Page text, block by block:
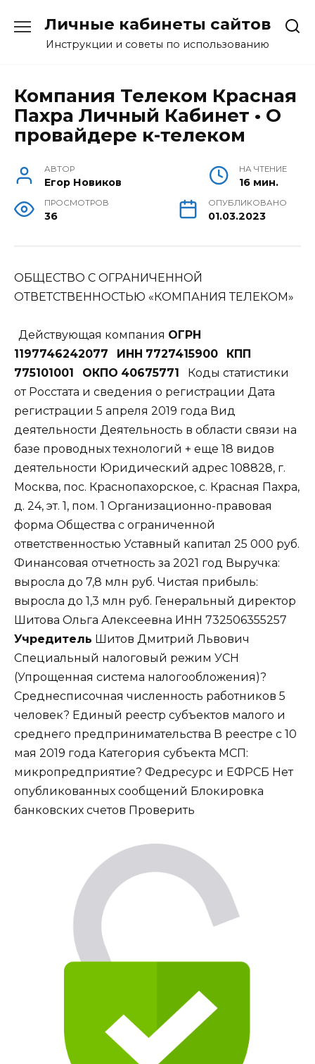
содержанию
Личные кабинеты сайтов
Инструкции и советы по использованию
Компания Телеком Красная
Пахра Личный Кабинет • О
провайдере к-телеком
АВТОР
Егор Новиков
НА ЧТЕНИЕ
16 мин.
ПРОСМОТРОВ
36
ОПУБЛИКОВАНО
01.03.2023
ОБЩЕСТВО С ОГРАНИЧЕННОЙ
ОТВЕТСТВЕННОСТЬЮ «КОМПАНИЯ ТЕЛЕКОМ»
Действующая компания ОГРН
1197746242077
ИНН 7727415900
КПП
775101001
ОКПО 40675771
Коды статистики
от Росстата и сведения о регистрации Дата
регистрации 5 апреля 2019 года Вид
деятельности Деятельность в области связи на
базе проводных технологий + еще 18 видов
деятельности Юридический адрес 108828, г.
Москва, пос. Краснопахорское, с. Красная Пахра,
д. 24, эт. 1, пом. 1 Организационно-правовая
форма Общества с ограниченной
ответственностью Уставный капитал 25 000 руб.
Финансовая отчетность за 2021 год Выручка:
выросла до 7,8 млн руб. Чистая прибыль:
выросла до 1,3 млн руб. Генеральный директор
Шитова Ольга Алексеевна ИНН 732506355257
Учредитель Шитов Дмитрий Львович
Специальный налоговый режим УСН
(Упрощенная система налогообложения)?
Среднесписочная численность работников 5
человек? Единый реестр субъектов малого и
среднего предпринимательства В реестре с 10
мая 2019 года Категория субъекта МСП:
микропредприятие? Федресурс и ЕФРСБ Нет
опубликованных сообщений Блокировка
банковских счетов Проверить